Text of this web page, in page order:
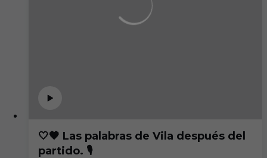
🤍🖤 Las palabras de Vila después del
partido. 🎙️